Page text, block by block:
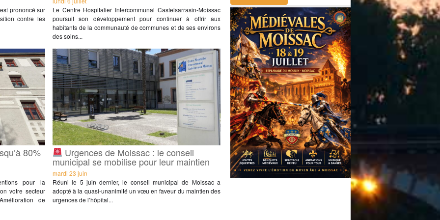
prononcé sur
contre les
Le Centre Hospitalier Intercommunal Castelsarrasin-Moissac
poursuit son développement pour continuer à offrir aux
habitants de la communauté de communes et de ses environs
des soins...
80%
pour la
votre secteur
de
Urgences de Moissac : le conseil
municipal se mobilise pour leur maintien
mardi 23 juin
Réuni le 5 juin dernier, le conseil municipal de Moissac a
adopté à la quasi-unanimité un vœu en faveur du maintien des
urgences de l’hôpital...